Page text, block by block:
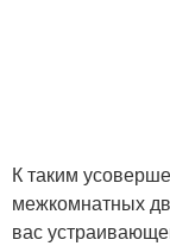
К таким
межкомнатных
вас